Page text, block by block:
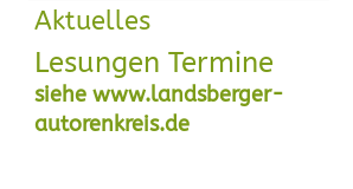
Aktuelles
Lesungen Termine
siehe www.landsberger-
autorenkreis.de